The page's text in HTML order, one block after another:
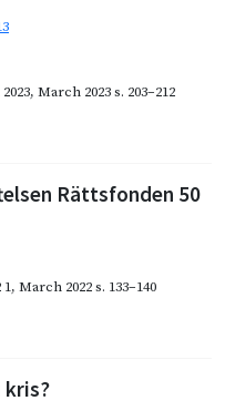
, March 2023s. 203–212
Rättsfonden 50
1, March 2022s. 133–140
kris?